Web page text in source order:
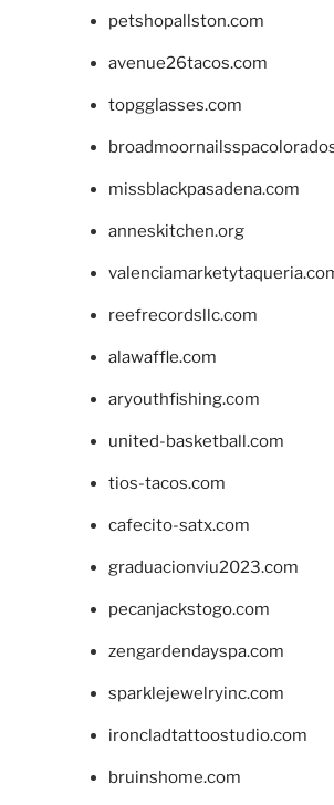
petshopallston.com
avenue26tacos.com
topgglasses.com
missblackpasadena.com
anneskitchen.org
reefrecordsllc.com
alawaffle.com
aryouthfishing.com
united-basketball.com
tios-tacos.com
cafecito-satx.com
graduacionviu2023.com
pecanjackstogo.com
zengardendayspa.com
sparklejewelryinc.com
ironcladtattoostudio.com
bruinshome.com